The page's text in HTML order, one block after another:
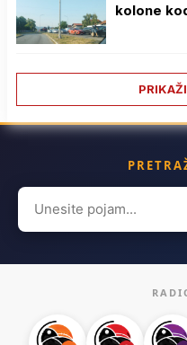
kolone
Search
for: